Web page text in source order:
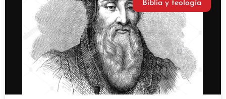
Biblia y teología